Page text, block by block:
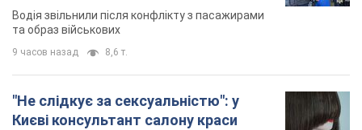
Відео
Водія звільнили після конфлікту з пасажирами
та образ військових
9 часов назад 8,6 т.
"Не слідкує за сексуальністю": у
Києві консультант салону краси